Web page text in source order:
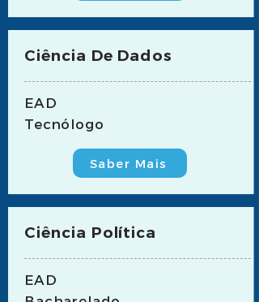
Ciência De Dados
EAD
Tecnólogo
Saber Mais
Ciência Política
EAD